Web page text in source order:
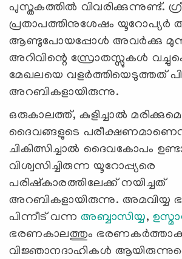
പുസ്തകത്തില്‍ വിവരിക്കുന്നുണ്ട്.
പ്രതാപത്തിനുശേഷം യൂറോപ്യർ
ആണ്ടുപോയപ്പോൾ അവർക്കു
അറിവിന്റെ സ്രോതസ്സുകൾ
മേഖലയെ വളർത്തിയെടുത്തത്
അറബികളായിരുന്നു.
ഒരുകാലത്ത്, കുളിച്ചാൽ
ദൈവങ്ങളുടെ
ചികിത്സിച്ചാൽ ദൈവകോപം
വിശ്വസിച്ചിരുന്ന യൂറോപ്പ്യരെ
പരിഷ്കാരത്തിലേക്ക് നയിച്ചത്
അറബികളായിരുന്നു. അമവിയ്യ
പിന്നീട് വന്നഅബ്ബാസിയ്യ,
ഭരണകാലത്തും
വിജ്ഞാനദാഹികൾ